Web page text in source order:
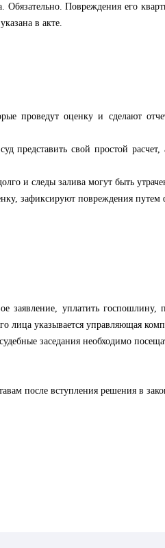
Обязательно. Повреждения его
в акте.
проведут оценку и сделают
свой простой расчет,
и следы залива могут быть
зафиксируют повреждения
заявление, уплатить госпошлину,
лица указывается управляющая
заседания необходимо
после вступления решения в